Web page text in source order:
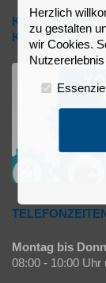
KOLLEGEN-
KOLLEGEN
TELEFONZEITEN
Montag bis
08:00 - 10:00 Uhr
Herzlich
zu gestalten
wir Cookies.
Essenziell